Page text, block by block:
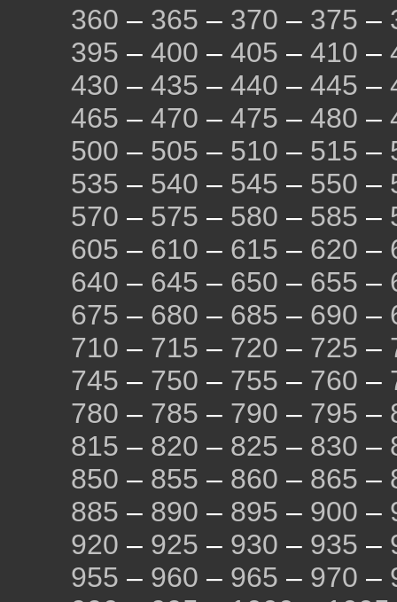
360 – 365 – 370 – 375 –
395 – 400 – 405 – 410 –
430 – 435 – 440 – 445 –
465 – 470 – 475 – 480 –
500 – 505 – 510 – 515 –
535 – 540 – 545 – 550 –
570 – 575 – 580 – 585 –
605 – 610 – 615 – 620 –
640 – 645 – 650 – 655 –
675 – 680 – 685 – 690 –
710 – 715 – 720 – 725 –
745 – 750 – 755 – 760 –
780 – 785 – 790 – 795 –
815 – 820 – 825 – 830 –
850 – 855 – 860 – 865 –
885 – 890 – 895 – 900 –
920 – 925 – 930 – 935 –
955 – 960 – 965 – 970 –